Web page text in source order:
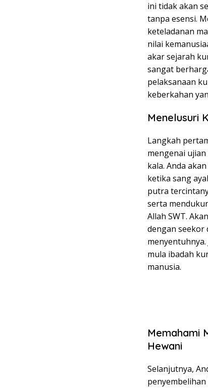
ini tidak akan
tanpa esensi.
keteladanan
nilai
akar sejarah
sangat
pelaksanaan
keberkahan
Menelusuri
Langkah
mengenai
kala. Anda
ketika sang
putra
serta
Allah SWT.
dengan seekor
mula ibadah
manusia.
Memahami
Hewani
Selanjutnya,